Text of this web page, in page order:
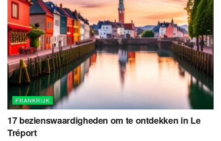
FRANKRIJK
17 bezienswaardigheden om te ontdekken in Le
Tréport